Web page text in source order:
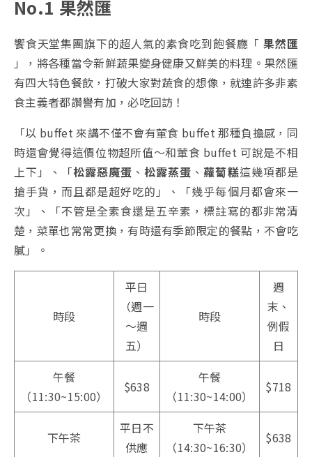
No.1 果然匯
饗食天堂集團旗下的超人氣的素食吃到飽餐廳「果然匯
」，將各種當令新鮮蔬果變身健康又鮮美的料理。果然匯
有四大特色餐飲，打破大家對蔬食的想像，就連許多非素
食主義者都讚譽有加，必吃回訪！
「以 buffet 來講不僅不會有葷食 buffet 那種負擔感，同
時還會覺得這價位物超所值～和葷食 buffet 可說是不相
上下」、「松露惡魔蛋 、松露蒸蛋 、 蘿蔔糕這幾項都是
搶手貨，而且都是超好吃的」、「幾乎每個月都會來一
次」、「不管是全素食還是五辛素，標註寫的都非常清
楚，菜單也常常更換，有時還有季節限定的餐點，不會吃
膩」。
時段
平日
（週一
～週
五）
時段
週
末、
例假
日
午餐
（11:30~15:00）
$638
午餐
（11:30~14:00）
$718
下午茶
平日不
供應
下午茶
（14:30~16:30）
$638